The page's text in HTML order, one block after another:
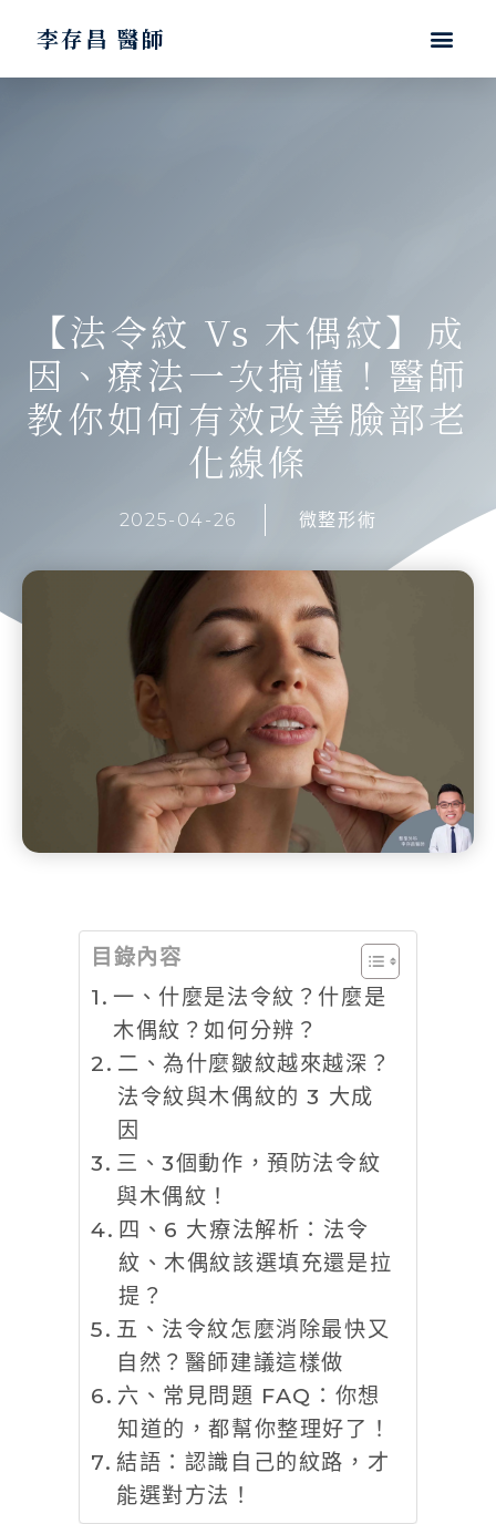
李存昌 醫師
【法令紋 Vs 木偶紋】成
因、療法一次搞懂！醫師
教你如何有效改善臉部老
化線條
2025-04-26 微整形術
目錄內容
一、什麼是法令紋？什麼是
木偶紋？如何分辨？
二、為什麼皺紋越來越深？
法令紋與木偶紋的 3 大成
因
三、3個動作，預防法令紋
與木偶紋！
四、6 大療法解析：法令
紋、木偶紋該選填充還是拉
提？
五、法令紋怎麼消除最快又
自然？醫師建議這樣做
六、常見問題 FAQ：你想
知道的，都幫你整理好了！
結語：認識自己的紋路，才
能選對方法！